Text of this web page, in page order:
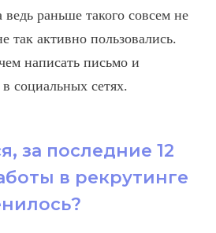
раньше такого совсем не
так активно пользовались.
написать письмо и
социальных сетях.
за последние 12
в рекрутинге